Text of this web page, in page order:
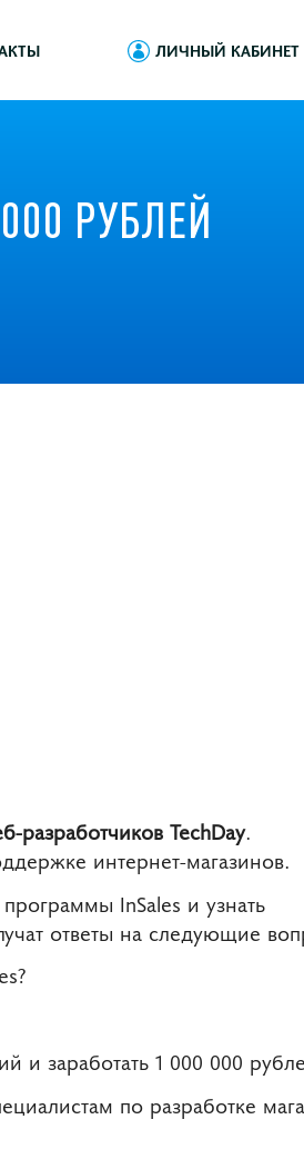
ЛИЧНЫЙ КАБИНЕТ
РУБЛЕЙ
разработчиков TechDay.
интернет-магазинов.
InSales и узнать
ответы на следующие
и заработать 1 000 000
по разработке